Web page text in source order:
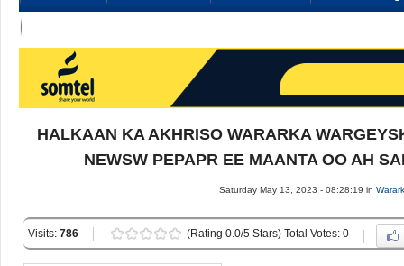
HALKAAN KA AKHRISO WARARKA
NEWSW PEPAPR EE MAANTA OO AH
Saturday May 13, 2023 - 08:28:19 in
Visits: 786 (Rating 0.0/5 Stars) Total Votes: 0